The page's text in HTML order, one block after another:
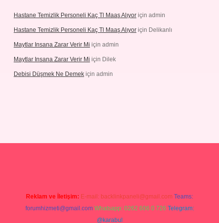
Hastane Temizlik Personeli Kaç Tl Maaş Alıyor için admin
Hastane Temizlik Personeli Kaç Tl Maaş Alıyor için Delikanlı
Maytlar Insana Zarar Verir Mi için admin
Maytlar Insana Zarar Verir Mi için Dilek
Debisi Düşmek Ne Demek için admin
Reklam ve İletişim: E-mail: backlinkpaneli@gmail.com Teams:
forumhizmeti@gmail.com Whatsapp: 0262 606 0 726 Telegram:
@karabul